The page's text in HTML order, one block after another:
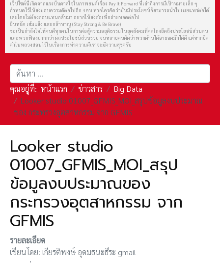
เว็ปไซต์นี้เกิดจากแรงบันดาลใจในภาพยนต์เรื่อง Pay It Forward ที่เล่าถึงการมีเป้าหมายเล็ก ๆ
กำหนดไว้ให้ส่งมอบความดีต่อไปอีก 3 คน หากใครคิดว่ามันมีประโยชน์ก็สามารถนำไปเผยแพร่ต่อได้
เลยโดยไม่ต้องตอบแทนกลับมา อยากให้ส่งต่อเพื่อถ่ายทอดต่อไป
ยืนหยัด เข้มแข็ง และกล้าหาญ (Stay Strong & Be Brave)
ขอเป็นกำลังใจให้คนดีทุกคนในการต่อสู้ความอยุติธรรม ในยุคสังคมที่คดโกงยึดถึงประโยชน์ส่วนตน
และพวกฟ้องมากกว่าผลประโยชน์ส่วนรวม จนหลายคนคิดว่าพวกด้านได้อายอดมักได้ดี แต่หากยึด
คำในหลวงสอนไว้ในเรื่องการทำความดีเราจะมีความสุขครับ
การค้นหา
คุณอยู่ที่: หน้าแรก ข่าวสาร
Big Data
Looker studio 01007_GFMIS_MOI_สรุปข้อมูลงบประมาณ
ของ กระทรวงอุตสาหกรรม จาก GFMIS
Looker studio
01007_GFMIS_MOI_สรุป
ข้อมูลงบประมาณของ
กระทรวงอุตสาหกรรม จาก
GFMIS
รายละเอียด
เขียนโดย: เกียรติพงษ์ อุดมธนะธีระ gmail